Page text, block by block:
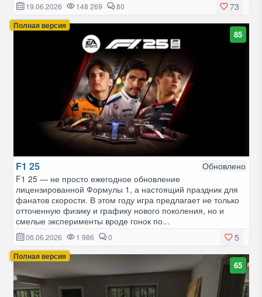
73
19.06.2026 148 269 80
Полная версия
85
F1 25
Обновлено
F1 25 — не просто ежегодное обновление
лицензированной Формулы 1, а настоящий праздник для
фанатов скорости. В этом году игра предлагает не только
отточенную физику и графику нового поколения, но и
смелые эксперименты вроде гонок по...
5
06.06.2026 1 986 0
Полная версия
65